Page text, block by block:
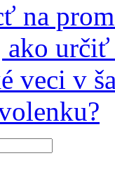
na
ako
veci v